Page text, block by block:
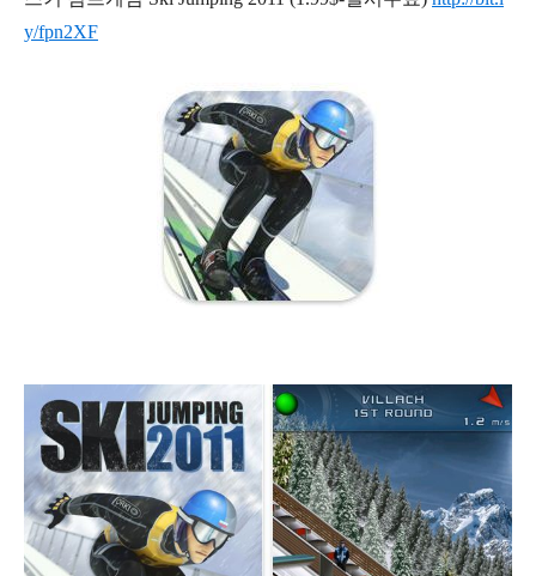
y/fpn2XF